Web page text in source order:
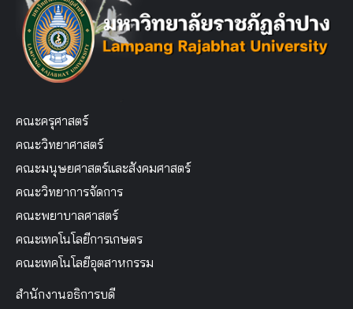
คณะครุศาสตร์
คณะวิทยาศาสตร์
คณะมนุษยศาสตร์และสังคมศาสตร์
คณะวิทยาการจัดการ
คณะพยาบาลศาสตร์
คณะเทคโนโลยีการเกษตร
คณะเทคโนโลยีอุตสาหกรรม
สำนักงานอธิการบดี